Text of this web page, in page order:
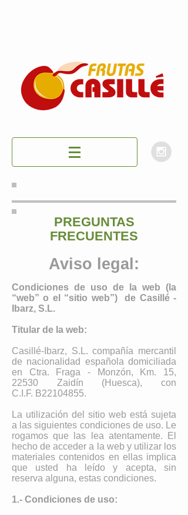
PREGUNTAS
FRECUENTES
Aviso legal:
Condiciones de uso de la web (la
“web” o el “sitio web”) de Casillé -
Ibarz, S.L.
Titular de la web:
Casillé-Ibarz, S.L. compañía mercantil
de nacionalidad española domiciliada
en Ctra. Fraga - Monzón, Km. 15,
22530 Zaidín (Huesca), con
C.I.F. B22104855.
La utilización del sitio web está sujeta
a las siguientes condiciones de uso. Le
rogamos que las lea atentamente. El
hecho de acceder a la web y utilizar los
materiales contenidos en ellas implica
que usted ha leído y acepta, sin
reserva alguna, estas condiciones.
1.- Condiciones de uso: